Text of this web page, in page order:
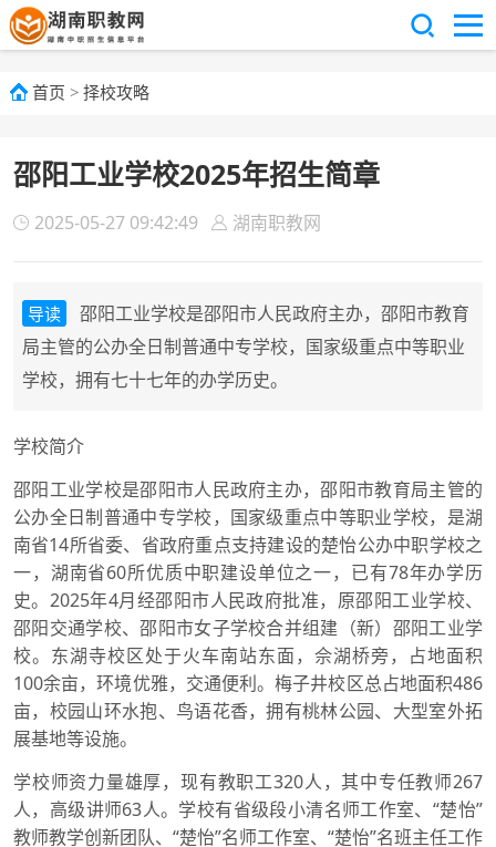
首页 > 择校攻略
邵阳工业学校2025年招生简章
2025-05-27 09:42:49 湖南职教网
导读
邵阳工业学校是邵阳市人民政府主办，邵阳市教育
局主管的公办全日制普通中专学校，国家级重点中等职业
学校，拥有七十七年的办学历史。
学校简介
邵阳工业学校是邵阳市人民政府主办，邵阳市教育局主管的
公办全日制普通中专学校，国家级重点中等职业学校，是湖
南省14所省委、省政府重点支持建设的楚怡公办中职学校之
一，湖南省60所优质中职建设单位之一，已有78年办学历
史。2025年4月经邵阳市人民政府批准，原邵阳工业学校、
邵阳交通学校、邵阳市女子学校合并组建（新）邵阳工业学
校。东湖寺校区处于火车南站东面，佘湖桥旁，占地面积
100余亩，环境优雅，交通便利。梅子井校区总占地面积486
亩，校园山环水抱、鸟语花香，拥有桃林公园、大型室外拓
展基地等设施。
学校师资力量雄厚，现有教职工320人，其中专任教师267
人，高级讲师63人。学校有省级段小清名师工作室、“楚怡”
教师教学创新团队、“楚怡”名师工作室、“楚怡”名班主任工作